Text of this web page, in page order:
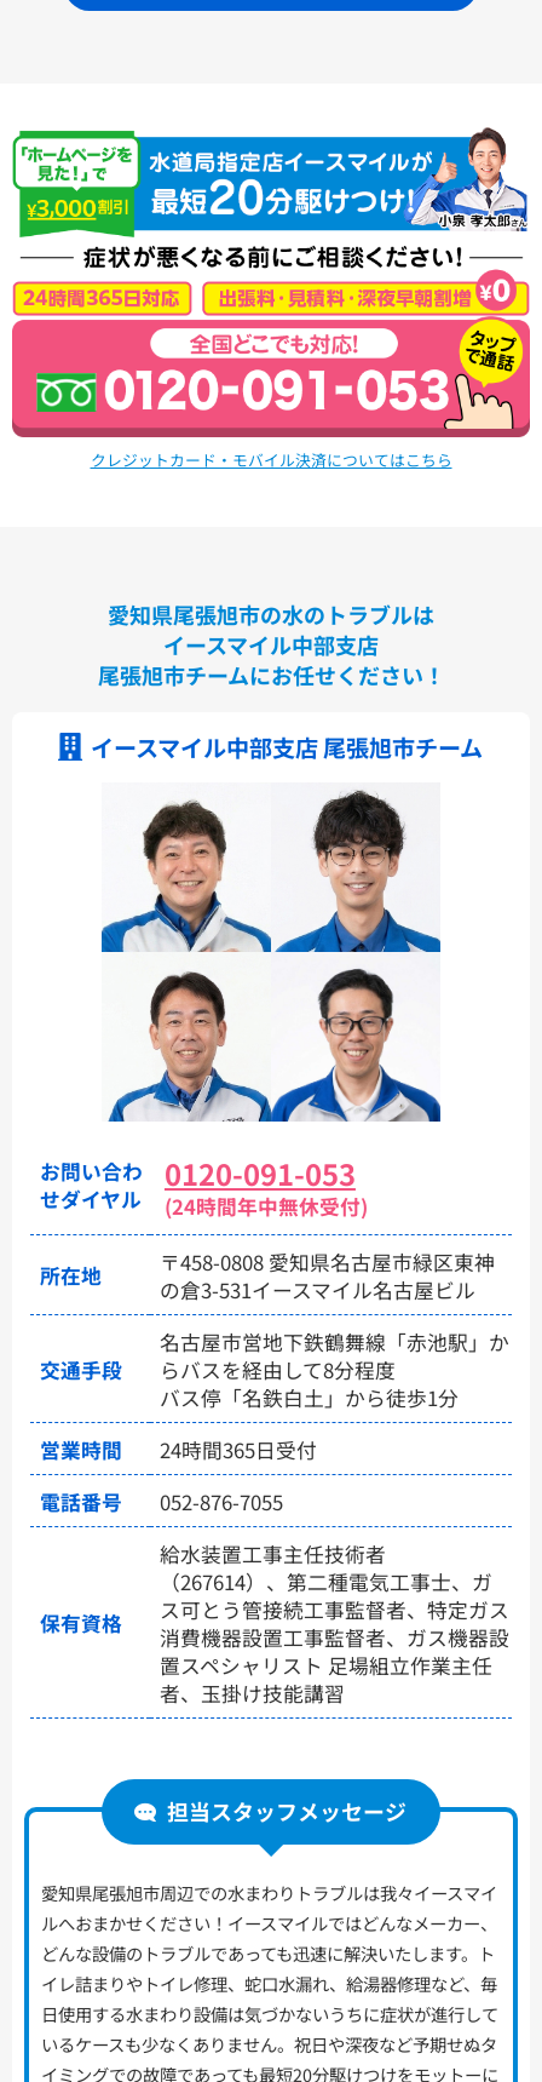
クレジットカード・モバイル決済についてはこちら
愛知県尾張旭市の水のトラブルは
イースマイル中部支店
尾張旭市チームにお任せください！
イースマイル中部支店 尾張旭市チーム
お問い合わ
せダイヤル
0120-091-053
(24時間年中無休受付)
所在地
〒458-0808 愛知県名古屋市緑区東神
の倉3-531イースマイル名古屋ビル
交通手段
名古屋市営地下鉄鶴舞線「赤池駅」か
らバスを経由して8分程度
バス停「名鉄白土」から徒歩1分
営業時間
24時間365日受付
電話番号
052-876-7055
保有資格
給水装置工事主任技術者
（267614）、第二種電気工事士、ガ
ス可とう管接続工事監督者、特定ガス
消費機器設置工事監督者、ガス機器設
置スペシャリスト 足場組立作業主任
者、玉掛け技能講習
担当スタッフメッセージ
愛知県尾張旭市周辺での水まわりトラブルは我々イースマイ
ルへおまかせください！イースマイルではどんなメーカー、
どんな設備のトラブルであっても迅速に解決いたします。ト
イレ詰まりやトイレ修理、蛇口水漏れ、給湯器修理など、毎
日使用する水まわり設備は気づかないうちに症状が進行して
いるケースも少なくありません。祝日や深夜など予期せぬタ
イミングでの故障であっても最短20分駆けつけをモットーに